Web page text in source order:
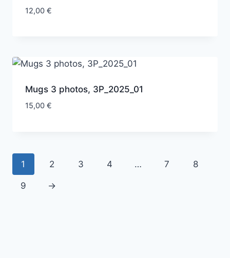
12,00 €
Mugs 3 photos, 3P_2025_01
15,00 €
1 2 3 4 … 7 8
9 →